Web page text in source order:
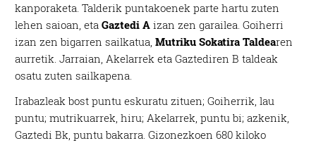
kanporaketa. Talderik puntakoenek parte hartu zuten
lehen saioan, etaGaztedi A izan zen garailea. Goiherri
izan zen bigarren sailkatua,Mutriku Sokatira Taldearen
aurretik. Jarraian, Akelarrek eta Gaztediren B taldeak
osatu zuten sailkapena.
Irabazleak bost puntu eskuratu zituen; Goiherrik, lau
puntu; mutrikuarrek, hiru; Akelarrek, puntu bi; azkenik,
Gaztedi Bk, puntu bakarra. Gizonezkoen 680 kiloko